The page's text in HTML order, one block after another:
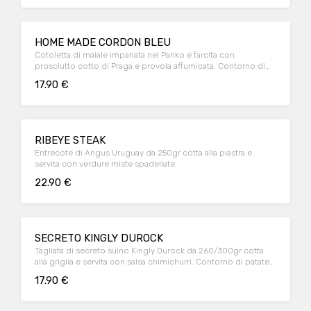
HOME MADE CORDON BLEU
Cotoletta di maiale impanata nel Panko e farcita con
prosciutto cotto di Praga e provola affumicata. Contorno di
17.90 €
RIBEYE STEAK
Entrecote di Angus Uruguay da 250gr cotta alla piastra e
servita con verdure miste spadellate.
22.90 €
SECRETO KINGLY DUROCK
Tagliata di secreto suino Kingly Durock da 260/300gr cotta
alla griglia e servita con salsa chimichurri. Contorno di patate
17.90 €